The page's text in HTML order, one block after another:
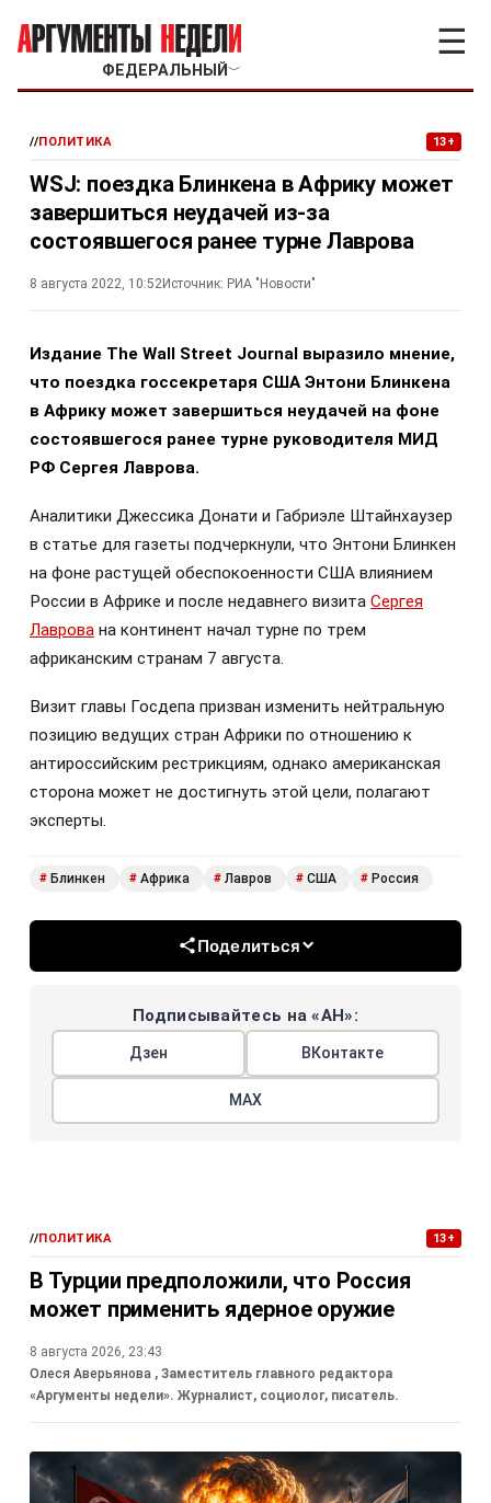
ФЕДЕРАЛЬНЫЙ ﹀
☰
//ПОЛИТИКА 13+
WSJ: поездка Блинкена в Африку может
завершиться неудачей из-за
состоявшегося ранее турне Лаврова
8 августа 2022, 10:52Источник: РИА "Новости"
Издание The Wall Street Journal выразило мнение,
что поездка госсекретаря США Энтони Блинкена
в Африку может завершиться неудачей на фоне
состоявшегося ранее турне руководителя МИД
РФ Сергея Лаврова.
Аналитики Джессика Донати и Габриэле Штайнхаузер
в статье для газеты подчеркнули, что Энтони Блинкен
на фоне растущей обеспокоенности США влиянием
России в Африке и после недавнего визита Сергея
Лаврова на континент начал турне по трем
африканским странам 7 августа.
Визит главы Госдепа призван изменить нейтральную
позицию ведущих стран Африки по отношению к
антироссийским рестрикциям, однако американская
сторона может не достигнуть этой цели, полагают
эксперты.
# Блинкен # Африка # Лавров # США # Россия
Поделиться
Подписывайтесь на «АН»:
Дзен ВКонтакте
МАХ
//ПОЛИТИКА 13+
В Турции предположили, что Россия
может применить ядерное оружие
8 августа 2026, 23:43
Олеся Аверьянова , Заместитель главного редактора
«Аргументы недели». Журналист, социолог, писатель.